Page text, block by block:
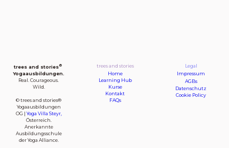
trees and stories®
Yogaausbildungen.
Real. Courageous.
Wild.
© trees and stories®
Yogaausbildungen
OG |Yoga Villa Steyr,
Österreich.
Anerkannte
Ausbildungsschule
der Yoga Alliance.
trees and stories
Home
Learning Hub
Kurse
Kontakt
FAQs
Legal
Impressum
AGBs
Datenschutz
Cookie Policy